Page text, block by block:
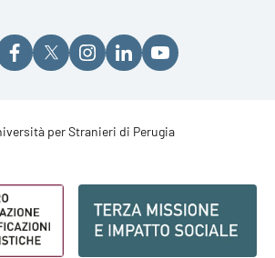
per Stranieri di Perugia